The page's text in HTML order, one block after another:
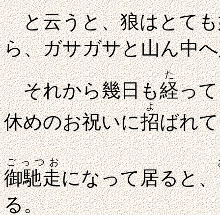
と云うと、狼はとても
ら、ガサガサと山ん中
それから幾日も経
た
っ
休めのお祝いに招
よ
ばれて
御馳走
ごっつお
になって居ると、
る。